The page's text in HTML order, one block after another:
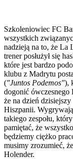
Szkoleniowiec FC
wszystkich
nadzieją na to, że La
trener posłużył się
które jest bardzo
klubu z Madrytu
("Juntos Podemos"),
dogonić ówczesnego
że na dzień
Hiszpanii.
takiego zespołu,
pamiętać, że
będziemy ciężko
musimy zrozumieć,
Holender.